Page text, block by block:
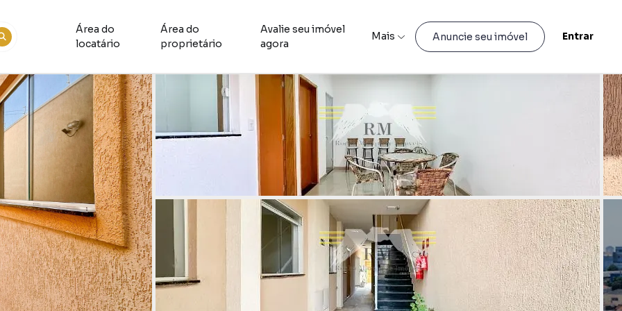
Área do
locatário
Área do
proprietário
Avalie seu imóvel
agora
Mais Anuncie seu imóvel Entrar